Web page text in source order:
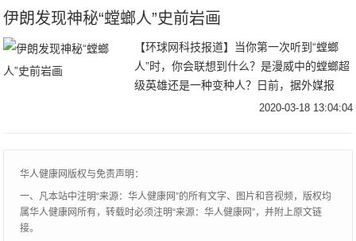
伊朗发现神秘“螳螂人”史前岩画
【环球网科技报道】当你第一次听到“螳螂
人”时，你会联想到什么？是漫威中的螳螂超
级英雄还是一种变种人？日前，据外媒报
道，在伊朗中部发现了一幅不同寻常的史前
2020-03-18 13:04:04
华人健康网版权与免责声明：
一、凡本站中注明“来源：华人健康网”的所有文字、图片和音视频，版权均
属华人健康网所有，转载时必须注明“来源：华人健康网”，并附上原文链
接。